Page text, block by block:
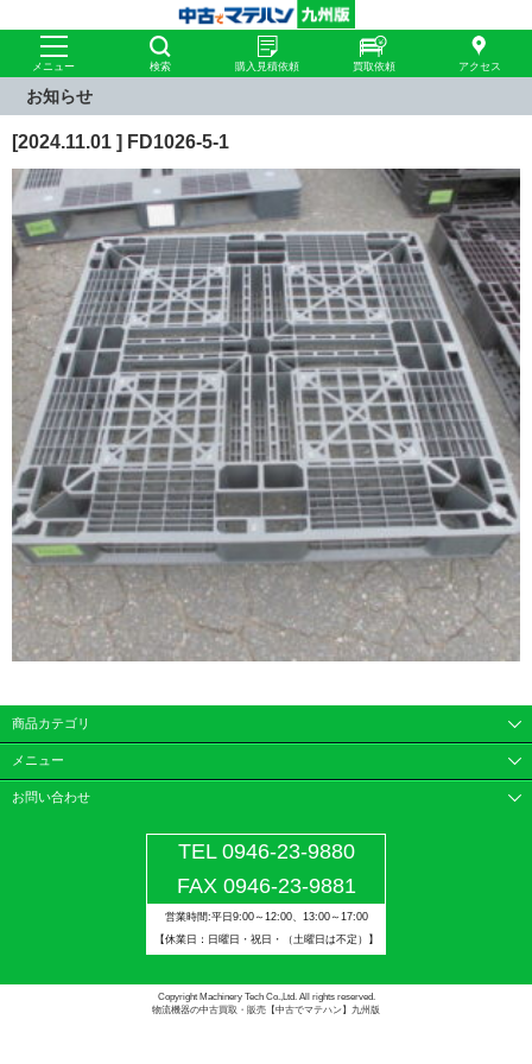
メニュー 検索 購入見積依頼 買取依頼 アクセス
お知らせ
[2024.11.01 ] FD1026-5-1
商品カテゴリ
メニュー
お問い合わせ
TEL 0946-23-9880
FAX 0946-23-9881
営業時間:平日9:00～12:00、13:00～17:00
【休業日：日曜日・祝日・（土曜日は不定）】
Copyright Machinery Tech Co.,Ltd. All rights reserved.
物流機器の中古買取・販売【中古でマテハン】九州版